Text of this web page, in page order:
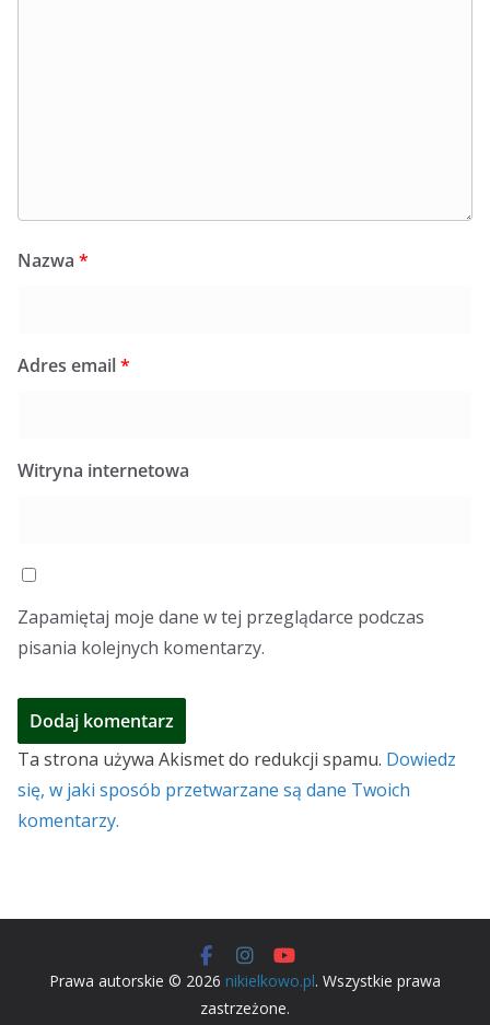
Nazwa *
Adres email*
Witryna internetowa
Zapamiętaj moje dane w tej przeglądarce podczas
pisania kolejnych komentarzy.
Ta strona używa Akismet do redukcji spamu. Dowiedz
się, w jaki sposób przetwarzane są dane Twoich
komentarzy.
Prawa autorskie © 2026 nikielkowo.pl. Wszystkie prawa
zastrzeżone.